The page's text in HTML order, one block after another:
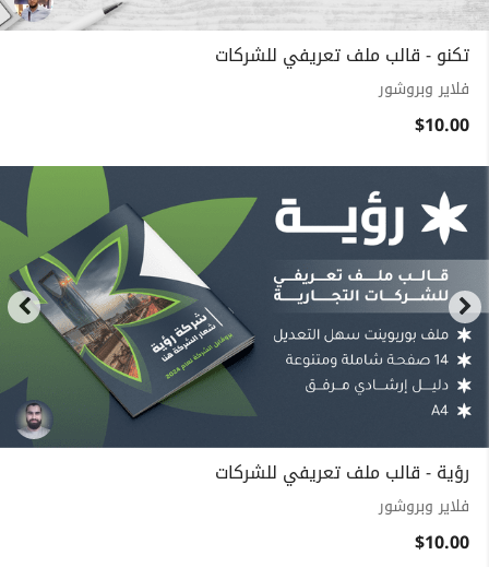
تكنو - قالب ملف تعريفي للشركات
فلاير وبروشور
$10.00
رؤية - قالب ملف تعريفي للشركات
فلاير وبروشور
$10.00